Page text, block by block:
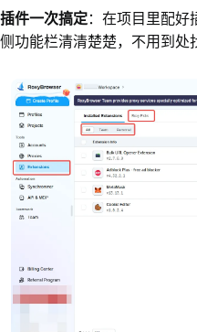
插件一次搞定：在项目里配好
侧功能栏清清楚楚，不用到处